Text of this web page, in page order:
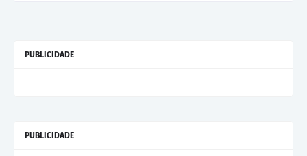
PUBLICIDADE
PUBLICIDADE